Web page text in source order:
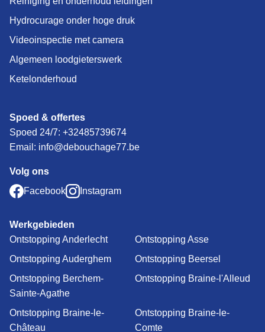
Hydrocurage onder hoge druk
Videoinspectie met camera
Algemeen loodgieterswerk
Ketelonderhoud
Spoed & offertes
Spoed 24/7: +32485739674
Email: info@debouchage77.be
Volg ons
Facebook
Instagram
Werkgebieden
Ontstopping Anderlecht
Ontstopping Asse
Ontstopping Auderghem
Ontstopping Beersel
Ontstopping Berchem-
Sainte-Agathe
Ontstopping Braine-l'Alleud
Ontstopping Braine-le-
Château
Ontstopping Braine-le-
Comte